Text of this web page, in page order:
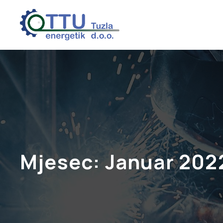
Mjesec:Januar